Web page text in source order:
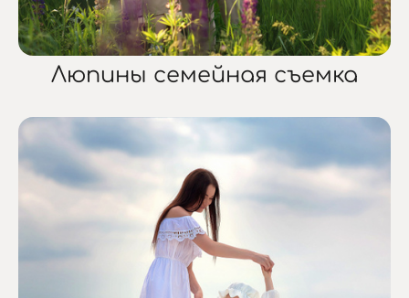
Люпины семейная съемка